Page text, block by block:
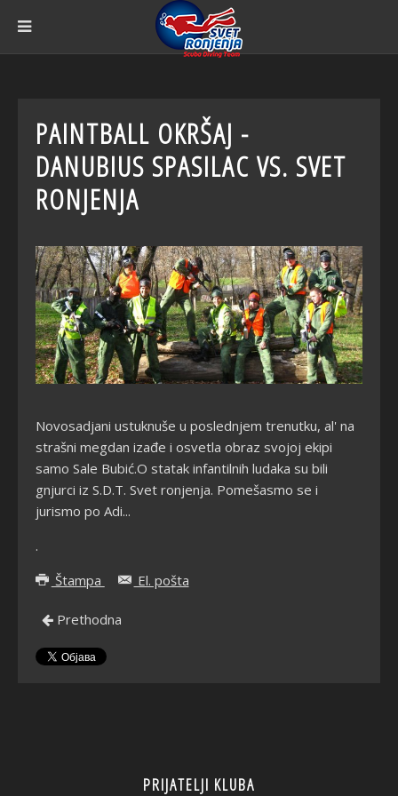
PAINTBALL OKRŠAJ -
DANUBIUS SPASILAC VS. SVET
RONJENJA
Novosadjani ustuknuše u poslednjem trenutku, al' na
strašni megdan izađe i osvetla obraz svojoj ekipi
samo Sale Bubić.O statak infantilnih ludaka su bili
gnjurci iz S.D.T. Svet ronjenja. Pomešasmo se i
jurismo po Adi...
.
Štampa
El. pošta
Prethodna
PRIJATELJI KLUBA